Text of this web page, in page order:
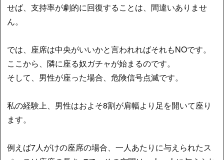
せば、支持率が劇的に回復することは、間違いありませ
ん。
では、座席は中央がいいかと言われればそれもNOです。
ここから、隣に座る奴ガチャが始まるのです。
そして、男性が座った場合、危険信号点滅です。
私の経験上、男性はおよそ8割が肩幅より足を開いて座り
ます。
例えば7人がけの座席の場合、一人あたりに与えられたス